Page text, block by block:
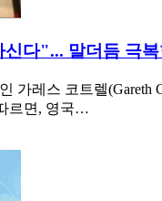
다"... 말더듬 극
가레스 코트렐
르면, 영국…